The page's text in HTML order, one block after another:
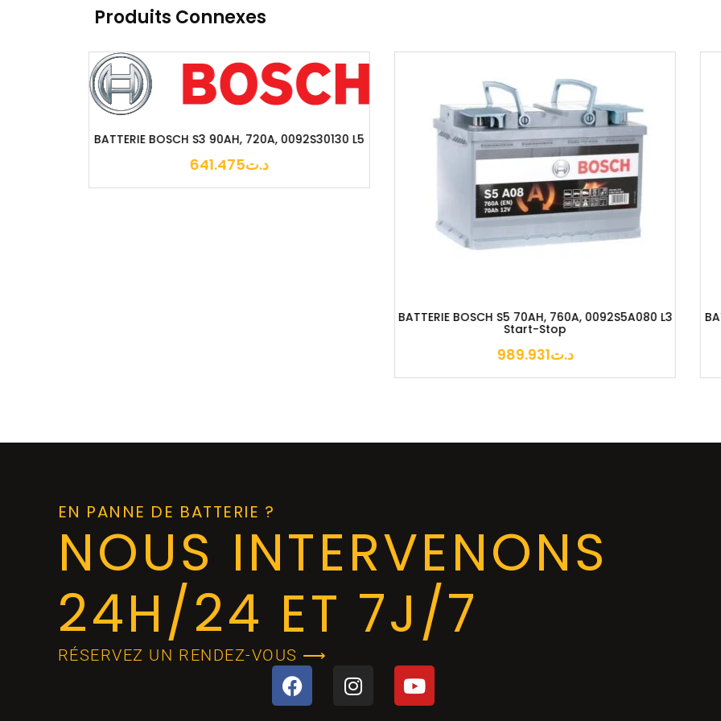
Produits Connexes
BATTERIE BOSCH S4 44AH, 440A, 0092S40010 L1
B
د.ت300.000
EN PANNE DE BATTERIE ?
NOUS INTERVENONS
24H/24 ET 7J/7
RÉSERVEZ UN RENDEZ-VOUS ⟶